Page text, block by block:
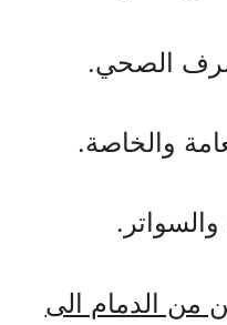
الصحي.
والخاصة.
الدمام الى